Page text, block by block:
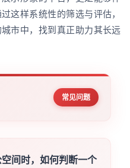
这样系统性的筛选与评估，
市中，找到真正助力其长远
常见问题
间时，如何判断一个